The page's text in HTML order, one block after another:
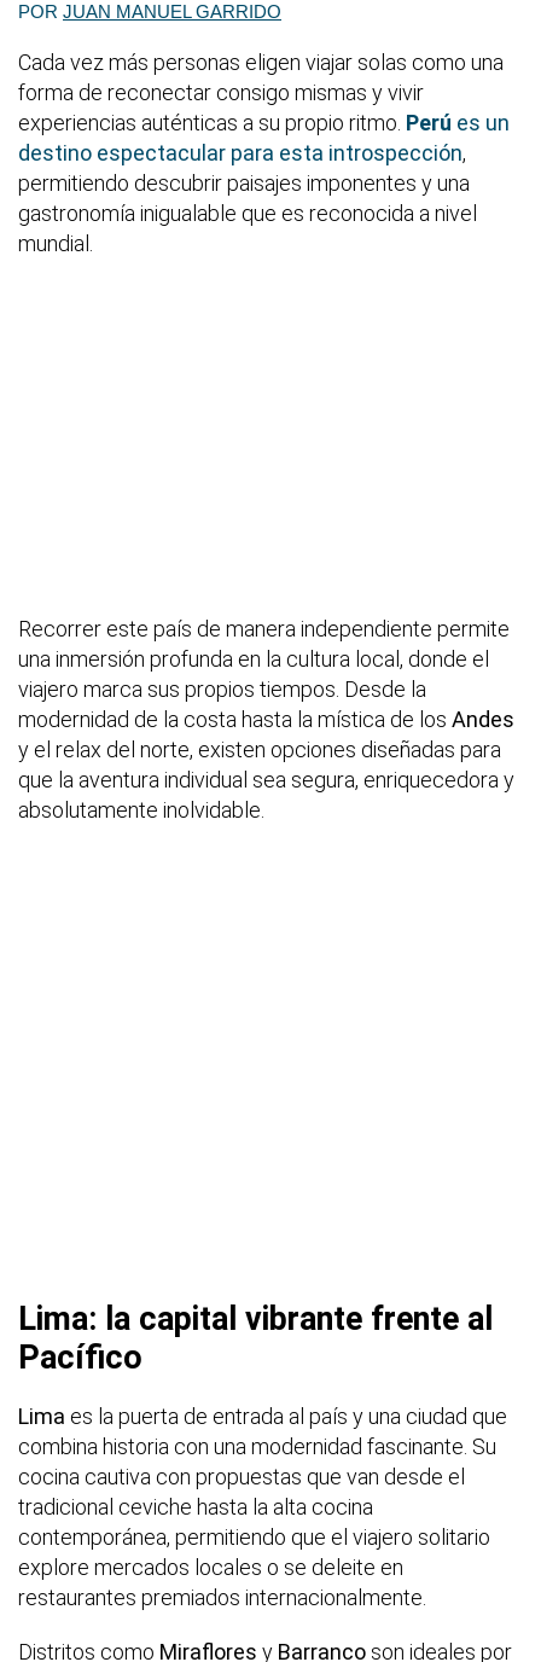
POR JUAN MANUEL GARRIDO
Cada vez más personas eligen viajar solas como una
forma de reconectar consigo mismas y vivir
experiencias auténticas a su propio ritmo. Perú es un
destino espectacular para esta introspección,
permitiendo descubrir paisajes imponentes y una
gastronomía inigualable que es reconocida a nivel
mundial.
Recorrer este país de manera independiente permite
una inmersión profunda en la cultura local, donde el
viajero marca sus propios tiempos. Desde la
modernidad de la costa hasta la mística de los Andes
y el relax del norte, existen opciones diseñadas para
que la aventura individual sea segura, enriquecedora y
absolutamente inolvidable.
Lima: la capital vibrante frente al
Pacífico
Lima es la puerta de entrada al país y una ciudad que
combina historia con una modernidad fascinante. Su
cocina cautiva con propuestas que van desde el
tradicional ceviche hasta la alta cocina
contemporánea, permitiendo que el viajero solitario
explore mercados locales o se deleite en
restaurantes premiados internacionalmente.
Distritos como Miraflores y Barranco son ideales por